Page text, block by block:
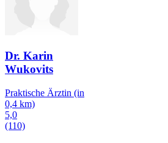
Dr. Karin
Wukovits
Praktische Ärztin (in
0,4 km)
5,0
(110)